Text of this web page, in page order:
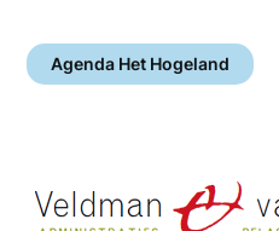
Agenda Het Hogeland